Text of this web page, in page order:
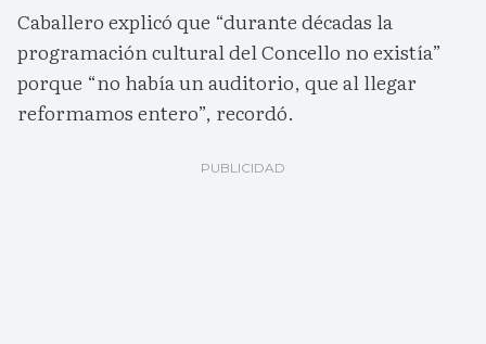
Caballero explicó que “durante décadas la
programación cultural del Concello no existía”
porque “no había un auditorio, que al llegar
reformamos entero”, recordó.